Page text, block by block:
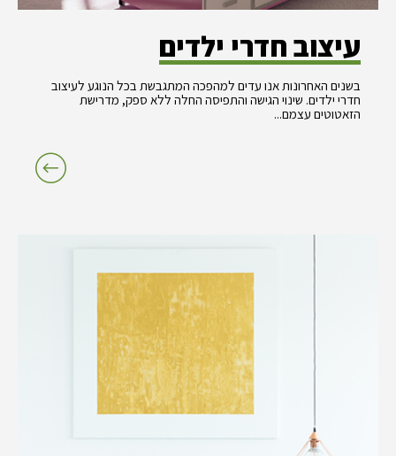
עיצוב חדרי ילדים
בשנים האחרונות אנו עדים למהפכה המתגבשת בכל הנוגע לעיצוב
חדרי ילדים. שינוי הגישה והתפיסה החלה ללא ספק, מדרישת
הזאטוטים עצמם...